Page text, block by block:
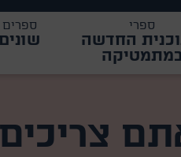
ספרי
החדשה
ספרים
שונים